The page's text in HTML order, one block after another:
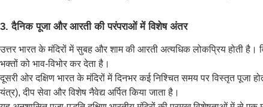
3. दैनिक पूजा और आरती की परंपराओं में विशेष अंतर
उत्तर भारत के मंदिरों में सुबह और शाम की आरती अत्यधिक लोकप्रिय होती
भक्तों को भाव-विभोर कर देता है।
दूसरी ओर दक्षिण भारत के मंदिरों में दिनभर कई निश्चित समय पर विस्तृत पूजा
यंत्र), दीप सेवा और विशेष नैवेद्य अर्पित किया जाता है।